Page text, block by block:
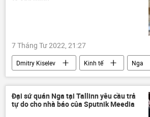
Cuộc khủng hoảng ở Ukraina
xung đột
7 Tháng Tư 2022, 21:27
Dmitry Kiselev Kinh tế
Nga
phương Tây
trừng phạt
Đại sứ quán Nga tại Tallinn yêu cầu trả
tự do cho nhà báo của Sputnik Meedia